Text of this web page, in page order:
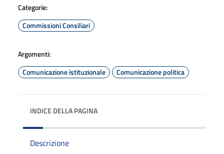
Categorie:
Commissioni Consiliari
Argomenti:
Comunicazione istituzionale
Comunicazione politica
INDICE DELLA PAGINA
Descrizione